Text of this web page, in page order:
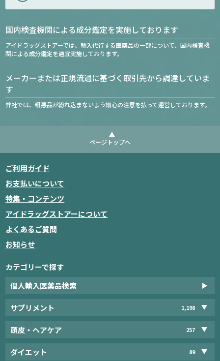
国内検査機関による成分鑑定を実施しております
アイドラッグストアーでは、輸入代行する医薬品の一部について、国内検査機
関による成分鑑定を適宜実施しております。
メーカーまたは正規流通に基づく取引先から調達していま
す
弊社では、粗悪品が紛れ込まないよう細心の注意を払って運営しております。
ページトップへ
ご利用ガイド
お支払いについて
特集・コンテンツ
アイドラッグストアーについて
よくあるご質問
お知らせ
カテゴリーで探す
個人輸入医薬品検索
サプリメント 1,198
頭皮・ヘアケア 257
ダイエット 89